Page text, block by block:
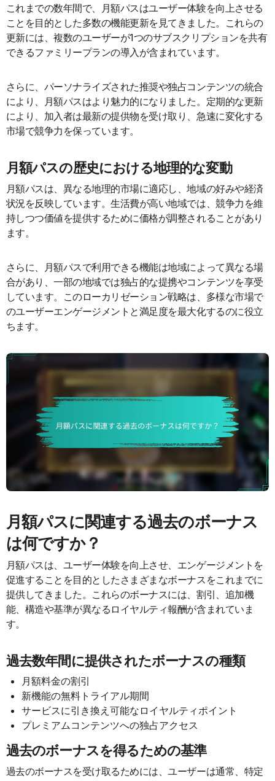
これまでの数年間で、月額パスはユーザー体験を向上させる
ことを目的とした多数の機能更新を見てきました。これらの
更新には、複数のユーザーが1つのサブスクリプションを共有
できるファミリープランの導入が含まれています。
さらに、パーソナライズされた推奨や独占コンテンツの統合
により、月額パスはより魅力的になりました。定期的な更新
により、加入者は最新の提供物を受け取り、急速に変化する
市場で競争力を保っています。
月額パスの歴史における地理的な変動
月額パスは、異なる地理的市場に適応し、地域の好みや経済
状況を反映しています。生活費が高い地域では、競争力を維
持しつつ価値を提供するために価格が調整されることがあり
ます。
さらに、月額パスで利用できる機能は地域によって異なる場
合があり、一部の地域では独占的な提携やコンテンツを享受
しています。このローカリゼーション戦略は、多様な市場で
のユーザーエンゲージメントと満足度を最大化するのに役立
ちます。
月額パスに関連する過去のボーナス
は何ですか？
月額パスは、ユーザー体験を向上させ、エンゲージメントを
促進することを目的としたさまざまなボーナスをこれまでに
提供してきました。これらのボーナスには、割引、追加機
能、構造や基準が異なるロイヤルティ報酬が含まれていま
す。
過去数年間に提供されたボーナスの種類
月額料金の割引
新機能の無料トライアル期間
サービスに引き換え可能なロイヤルティポイント
プレミアムコンテンツへの独占アクセス
過去のボーナスを得るための基準
過去のボーナスを受け取るためには、ユーザーは通常、特定